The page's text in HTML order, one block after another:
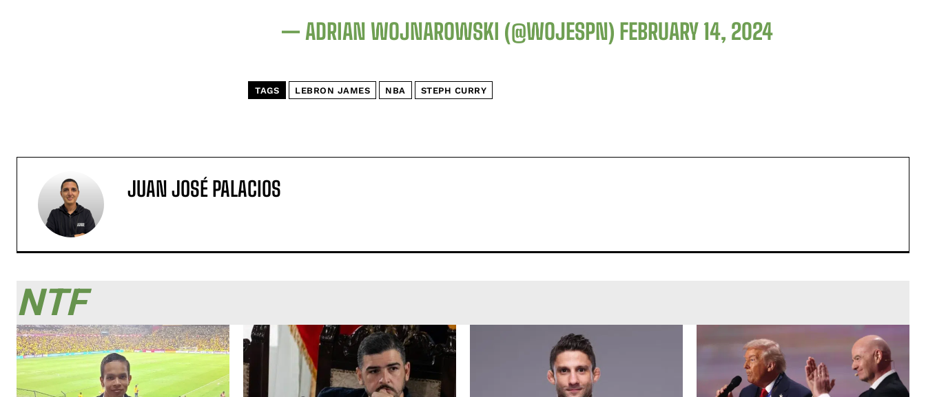
— ADRIAN WOJNAROWSKI (@WOJESPN) FEBRUARY 14, 2024
TAGS LEBRON JAMES NBA STEPH CURRY
JUAN JOSÉ PALACIOS
NTF